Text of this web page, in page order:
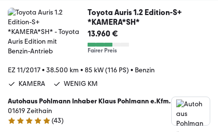
Toyota Auris 1.2 Edition-S+
*KAMERA*SH*
13.960 €
Fairer Preis
EZ 11/2017• 38.500 km • 85 kW (116 PS) • Benzin
KAMERA
WENIG KM
Autohaus Pohlmann Inhaber Klaus Pohlmann e.Kfm.
01619 Zeithain
5 Sterne
(43)